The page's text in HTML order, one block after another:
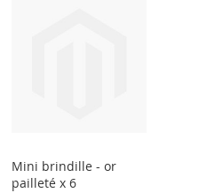
Mini brindille - or
pailleté x 6